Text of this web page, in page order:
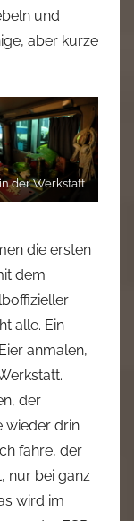
und
aber kurze
der Werkstatt
die ersten
dem
alle. Ein
anmalen,
der
wieder drin
fahre, der
nur bei ganz
wird im